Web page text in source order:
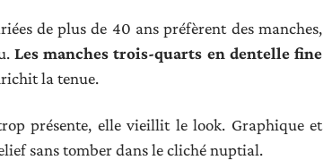
de plus de 40 ans préfèrent des manches,
Les manches trois-quarts en dentelle fine
la tenue.
présente, elle vieillit le look. Graphique et
sans tomber dans le cliché nuptial.